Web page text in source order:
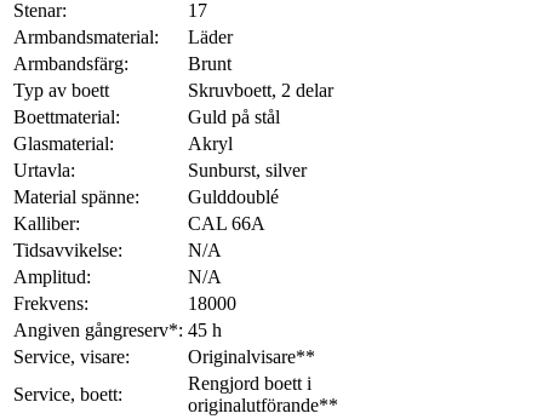
Stenar:
17
Armbandsmaterial:
Läder
Armbandsfärg:
Brunt
Typ av boett
Skruvboett, 2 delar
Boettmaterial:
Guld på stål
Glasmaterial:
Akryl
Urtavla:
Sunburst, silver
Material spänne:
Gulddoublé
Kalliber:
CAL 66A
Tidsavvikelse:
N/A
Amplitud:
N/A
Frekvens:
18000
Angiven gångreserv*: 45 h
Service, visare:
Originalvisare**
Service, boett:
Rengjord boett i
originalutförande**